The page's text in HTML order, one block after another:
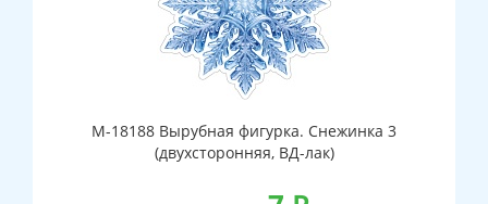
М-18188 Вырубная фигурка. Снежинка 3
(двухсторонняя, ВД-лак)